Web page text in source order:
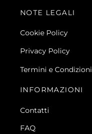
NOTE LEGALI
Cookie Policy
Privacy Policy
Termini e Condizioni
INFORMAZIONI
Contatti
FAQ